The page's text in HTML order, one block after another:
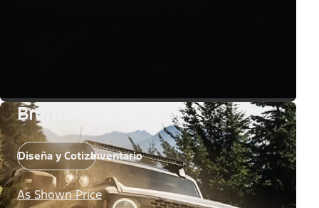
Bronco® 2025
Diseña y CotizaInventario
As Shown Price